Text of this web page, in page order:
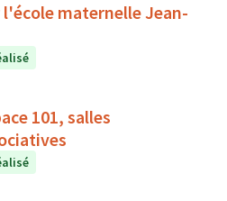
l'école maternelle Jean-
101, salles